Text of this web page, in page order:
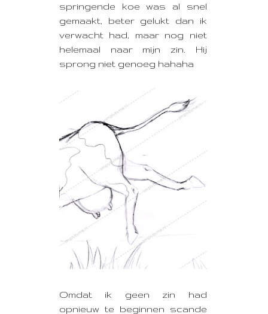
springende koe was al snel
gemaakt, beter gelukt dan ik
verwacht had, maar nog niet
helemaal naar mijn zin. Hij
sprong niet genoeg hahaha
Omdat ik geen zin had
opnieuw te beginnen scande